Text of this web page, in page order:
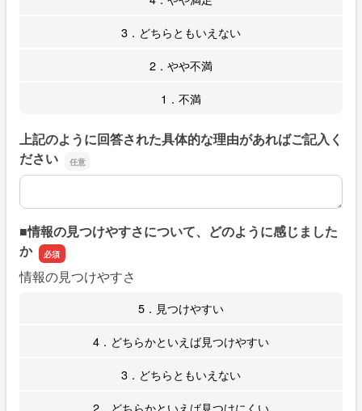
3．どちらともいえない
2．やや不満
1．不満
上記のように回答された具体的な理由があればご記入く
ださい
上記のように回答された具体的な理由があればご記入くだ
■情報の見つけやすさについて、どのように感じました
か
情報の見つけやすさ
5．見つけやすい
4．どちらかといえば見つけやすい
3．どちらともいえない
2．どちらかといえば見つけにくい